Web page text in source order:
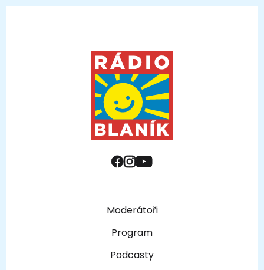
Moderátoři
Program
Podcasty